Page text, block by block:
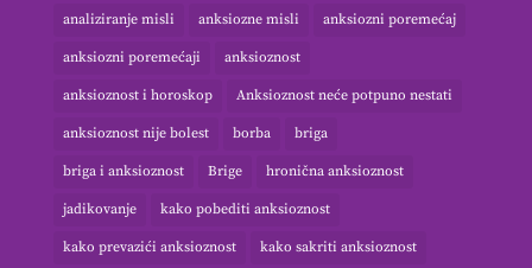
analiziranje misli anksiozne misli anksiozni poremećaj
anksiozni poremećaji anksioznost
anksioznost i horoskop Anksioznost neće potpuno nestati
anksioznost nije bolest borba briga
briga i anksioznost Brige hronična anksioznost
jadikovanje kako pobediti anksioznost
kako prevazići anksioznost kako sakriti anksioznost